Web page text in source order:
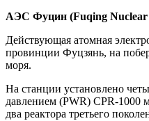
АЭС Фуцин (Fuqing Nuclear
Действующая атомная
провинции Фуцзянь, на
моря.
На станции установлено
давлением (PWR) CPR-
два реактора третьего